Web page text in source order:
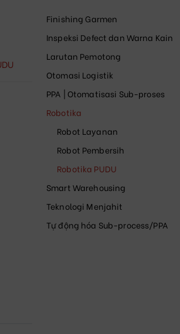
Finishing Garmen
Inspeksi Defect dan Warna Kain
Larutan Pemotong
Otomasi Logistik
PPA | Otomatisasi Sub-proses
Robotika
Robot Layanan
Robot Pembersih
Robotika PUDU
Smart Warehousing
Teknologi Menjahit
Tự động hóa Sub-process/PPA